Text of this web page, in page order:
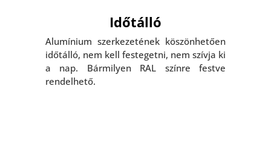
Időtálló
Alumínium szerkezetének köszönhetően
időtálló, nem kell festegetni, nem szívja ki
a nap. Bármilyen RAL színre festve
rendelhető.